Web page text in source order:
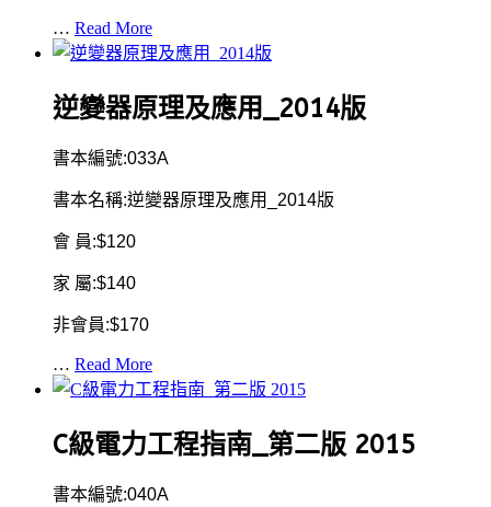
… Read More
逆變器原理及應用_2014版
書本編號:033A
書本名稱:逆變器原理及應用_2014版
會 員:$120
家 屬:$140
非會員:$170
… Read More
C級電力工程指南_第二版 2015
書本編號:040A